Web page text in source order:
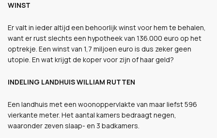
WINST
Er valt in ieder altijd een behoorlijk winst voor hem te behalen,
want er rust slechts een hypotheek van 136.000 euro op het
optrekje. Een winst van 1,7 miljoen euro is dus zeker geen
utopie. En wat krijgt de koper voor zijn of haar geld?
INDELING LANDHUIS WILLIAM RUTTEN
Een landhuis met een woonoppervlakte van maar liefst 596
vierkante meter. Het aantal kamers bedraagt negen,
waaronder zeven slaap- en 3 badkamers.